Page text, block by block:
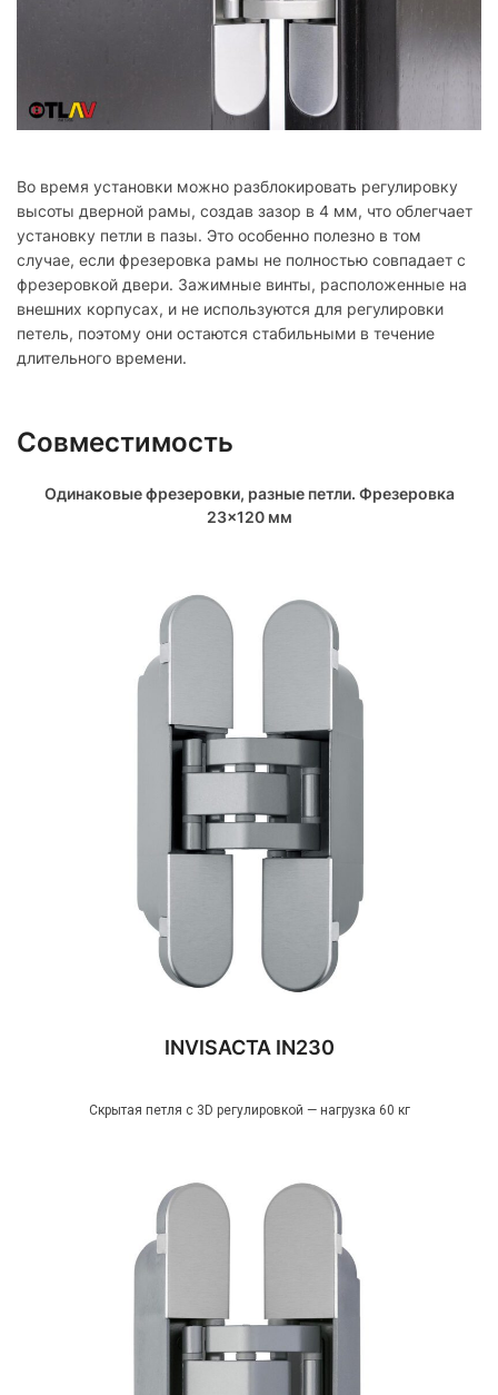
Во время установки можно разблокировать регулировку
высоты дверной рамы, создав зазор в 4 мм, что облегчает
установку петли в пазы. Это особенно полезно в том
случае, если фрезеровка рамы не полностью совпадает с
фрезеровкой двери. Зажимные винты, расположенные на
внешних корпусах, и не используются для регулировки
петель, поэтому они остаются стабильными в течение
длительного времени.
Совместимость
Одинаковые фрезеровки, разные петли. Фрезеровка
23×120 мм
INVISACTA IN230
Скрытая петля с 3D регулировкой — нагрузка 60 кг